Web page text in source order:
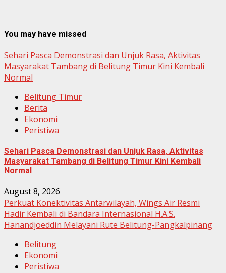
You may have missed
Sehari Pasca Demonstrasi dan Unjuk Rasa, Aktivitas
Masyarakat Tambang di Belitung Timur Kini Kembali
Normal
Belitung Timur
Berita
Ekonomi
Peristiwa
Sehari Pasca Demonstrasi dan Unjuk Rasa, Aktivitas
Masyarakat Tambang di Belitung Timur Kini Kembali
Normal
August 8, 2026
Perkuat Konektivitas Antarwilayah, Wings Air Resmi
Hadir Kembali di Bandara Internasional H.A.S.
Hanandjoeddin Melayani Rute Belitung-Pangkalpinang
Belitung
Ekonomi
Peristiwa